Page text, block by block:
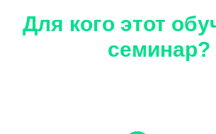
Для кого этот
семинар?